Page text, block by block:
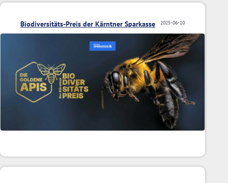
2025-06-10
Biodiversitäts-Preis der Kärntner Sparkasse